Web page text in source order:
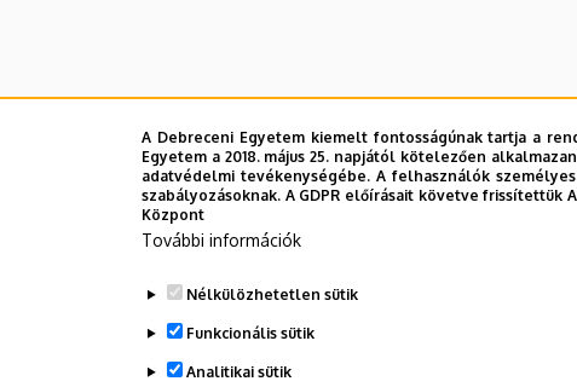
A Debreceni Egyetem kiemelt fontosságúnak tartja a
Egyetem a 2018. május 25. napjától kötelezően
adatvédelmi tevékenységébe. A felhasználók
szabályozásoknak. A GDPR előírásait követve
Központ
További információk
Nélkülözhetetlen sütik
Funkcionális sütik
Analitikai sütik